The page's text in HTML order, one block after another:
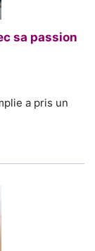
sa passion
a pris un